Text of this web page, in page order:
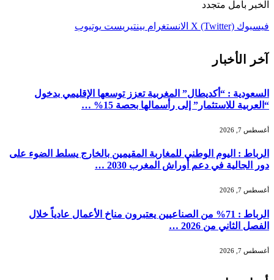
الخبر بأمل متجدد
فيسبوك X (Twitter) الانستغرام بينتيريست يوتيوب
آخر الأخبار
السعودية : “أكديطال” المغربية تعزز توسعها الإقليمي بدخول
“العربية للاستثمار” إلى رأسمالها بحصة 15% …
أغسطس 7, 2026
الرباط : اليوم الوطني للمغاربة المقيمين بالخارج يسلط الضوء على
دور الجالية في دعم أوراش المغرب 2030 …
أغسطس 7, 2026
الرباط : 71% من الصناعيين يعتبرون مناخ الأعمال عادياً خلال
الفصل الثاني من 2026 …
أغسطس 7, 2026